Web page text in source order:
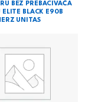
BEZ PREBACIVAČA
ELITE BLACK E90B
UNITAS